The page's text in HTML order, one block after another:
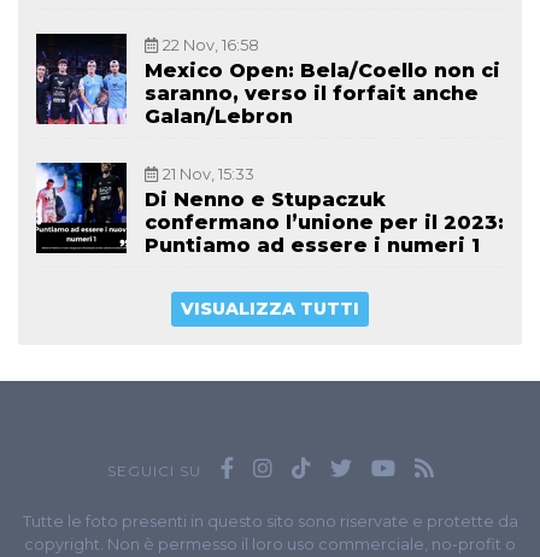
22 Nov, 16:58
Mexico Open: Bela/Coello non ci
saranno, verso il forfait anche
Galan/Lebron
21 Nov, 15:33
Di Nenno e Stupaczuk
confermano l’unione per il 2023:
Puntiamo ad essere i numeri 1
VISUALIZZA TUTTI
SEGUICI SU
Tutte le foto presenti in questo sito sono riservate e protette da
copyright. Non è permesso il loro uso commerciale, no-profit o